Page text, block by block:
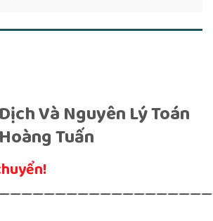
Và Nguyên Lý Toán
Tuấn